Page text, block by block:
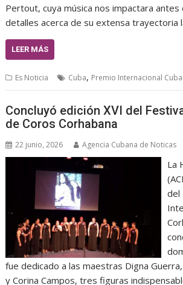
Pertout, cuya música nos impactara antes
detalles acerca de su extensa trayectoria
LEER MÁS
Es Noticia Cuba, Premio Internacional
Concluyó edición XVI del
de Coros Corhabana
22 junio, 2026 Agencia Cubana de Noticas
La
del
fue dedicado a las maestras Digna
y Corina Campos, tres figuras